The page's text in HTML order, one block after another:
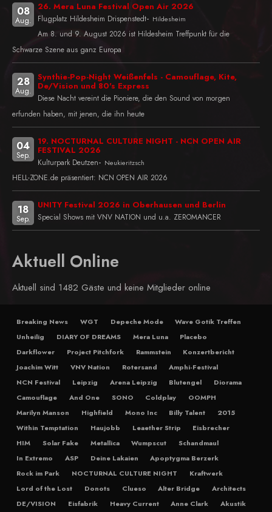
08
Aug.
26. Mera Luna Festival Open Air 2026
Flugplatz Hildesheim Drispenstedt- Hildesheim
Am 8. und 9. August 2026 ist Hildesheim Treffpunkt für die
Schwarze Szene aus ganz Europa
28
Aug.
Synthie-Pop-Night Weißenfels - Camouflage, Kite,
De/Vision und 80's Express
Diese Nacht vereint die Pioniere, die den Sound von morgen
erfunden haben, mit jenen, die ihn heute
04
Sep.
19. NOCTURNAL CULTURE NIGHT - NCN OPEN AIR
FESTIVAL 2026
Kulturpark Deutzen- Neukieritzsch
HELL-ZONE.de präsentiert: NCN OPEN AIR 2026
18
Sep.
UNITY Festival 2026 in Oberhausen und Berlin
Special Shows mit VNV NATION und u.a. ZEROMANCER
Aktuell Online
Aktuell sind 1482 Gäste und keine Mitglieder online
Breaking News WGT Depeche Mode
Wave Gotik Treffen
Unheilig
DIARY OF DREAMS Mera Luna
Placebo
Darkflower
Project Pitchfork Rammstein
Konzertbericht
Joachim Witt
VNV Nation Rotersand
Amphi-Festival
NCN Festival
Leipzig Arena Leipzig Blutengel
Diorama
Camouflage
And One SONO Coldplay
OOMPH
Marilyn Manson
Highfield Mono Inc Billy Talent
2015
Within Temptation
Haujobb Leaether Strip
Eisbrecher
HIM
Solar Fake Metallica Wumpscut
Schandmaul
In Extremo
ASP Deine Lakaien
Apoptygma Berzerk
Rock im Park
NOCTURNAL CULTURE NIGHT
Kraftwerk
Lord of the Lost
Donots Clueso Alter Bridge
Architects
DE/VISION
Eisfabrik Heavy Current Anne Clark Akustik